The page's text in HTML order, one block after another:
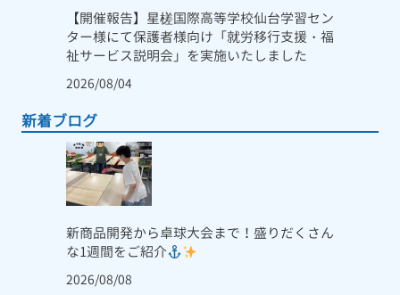
【開催報告】星槎国際高等学校仙台学習セン
ター様にて保護者様向け「就労移行支援・福
祉サービス説明会」を実施いたしました
2026/08/04
新着ブログ
新商品開発から卓球大会まで！盛りだくさん
な1週間をご紹介
2026/08/08